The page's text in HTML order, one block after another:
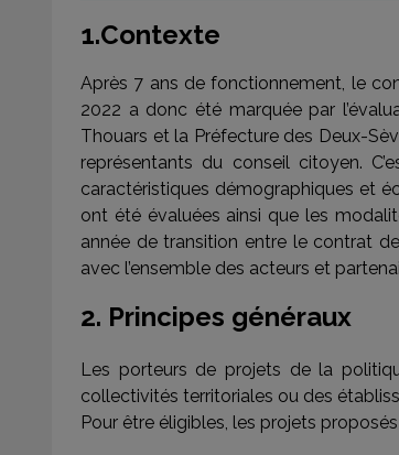
1.Contexte
Après 7 ans de fonctionnement, le
2022 a donc été marquée par
Thouars et la Préfecture des Deux-
représentants du conseil citoyen.
caractéristiques démographiques et
ont été évaluées ainsi que les
année de transition entre le contrat
avec l’ensemble des acteurs et
2. Principes généraux
Les porteurs de projets de la
collectivités territoriales ou des
Pour être éligibles, les projets